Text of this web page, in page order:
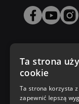
Zakupy u nas
Nasza oferta
Ta strona
cookie
Ta strona korzysta
zapewnić lepszą